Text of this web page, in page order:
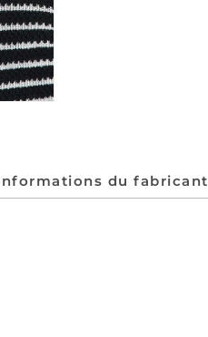
du fabricant